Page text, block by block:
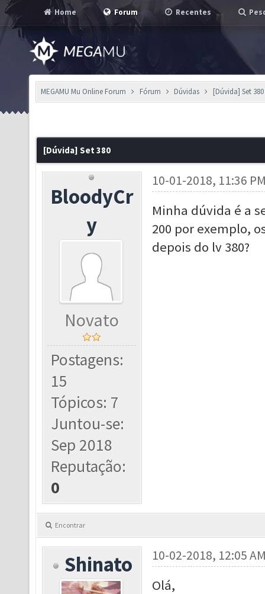
Home Forum Recentes
MEGAMU Mu Online Forum Fórum Dúvidas [Dúvida] Set 380
[Dúvida] Set 380
BloodyCr
y
Novato
Postagens:
15
Tópicos: 7
Juntou-se:
Sep 2018
Reputação:
0
10-01-2018, 11:36
Minha dúvida é a
200 por exemplo,
depois do lv 380?
Encontrar
Shinato 10-02-2018, 12:05
Olá,